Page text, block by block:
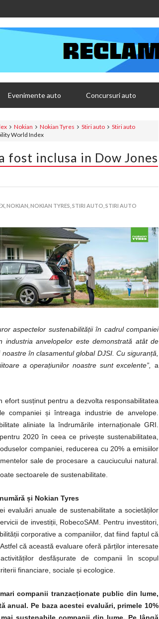
Evenimente auto Concursuri auto
Nokian Nokian Tyres Stiri auto
Stiri auto
World Index
fost inclusa in Dow Jones
NOKIAN, NOKIAN TYRES, STIRI AUTO, STIRI AUTO
aspectelor sustenabilității în cadrul companiei
anvelopelor este demonstrată atât de
în clasamentul global DJSI. Cu siguranță,
a operațiunilor noastre sunt excelente”, a
susținut pentru a dezvolta responsabilitatea
companiei și întreaga industrie de anvelope.
aliniate la îndrumările internaționale GRI.
2020 în ceea ce privește sustenabilitatea,
companiei, reducerea cu 20% a emisiilor
sale de procesare a cauciucului natural.
sectoarele de sustenabilitate.
și Nokian Tyres
evaluări anuale de sustenabilitate a societăților
de investiții, RobecoSAM. Pentru investitori,
corporative a companiilor, dat fiind faptul că
că această evaluare oferă părților interesate
desfășurate de companii în scopul
financiare, sociale și ecologice.
companii tranzacționate public din lume,
anual. Pe baza acestei evaluări, primele 10%
sustenabile companii din lume. Pe lângă